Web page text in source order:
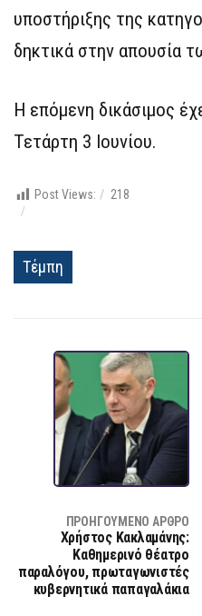
υποστήριξης της
δηκτικά στην απουσία
Η επόμενη δικάσιμος
Τετάρτη 3 Ιουνίου.
Post Views: 218
Τέμπη
ΠΡΟΗΓΟΎΜΕΝΟ ΆΡΘΡΟ
Χρήστος Κακλαμάνης:
Καθημερινό θέατρο
παραλόγου, πρωταγωνιστές
κυβερνητικά παπαγαλάκια